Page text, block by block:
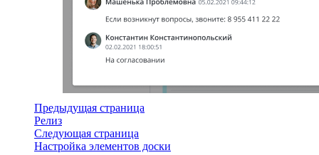
Предыдущая страница
Релиз
Следующая страница
Настройка элементов доски